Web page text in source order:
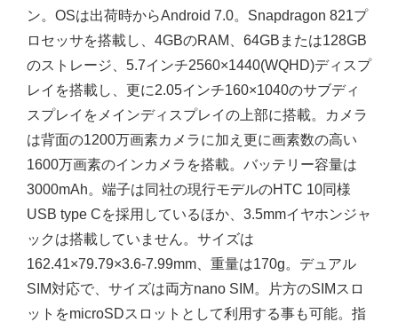
ン。OSは出荷時からAndroid 7.0。Snapdragon 821プ
ロセッサを搭載し、4GBのRAM、64GBまたは128GB
のストレージ、5.7インチ2560×1440(WQHD)ディスプ
レイを搭載し、更に2.05インチ160×1040のサブディ
スプレイをメインディスプレイの上部に搭載。カメラ
は背面の1200万画素カメラに加え更に画素数の高い
1600万画素のインカメラを搭載。バッテリー容量は
3000mAh。端子は同社の現行モデルのHTC 10同様
USB type Cを採用しているほか、3.5mmイヤホンジャ
ックは搭載していません。サイズは
162.41×79.79×3.6-7.99mm、重量は170g。デュアル
SIM対応で、サイズは両方nano SIM。片方のSIMスロ
ットをmicroSDスロットとして利用する事も可能。指